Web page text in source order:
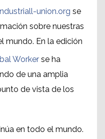
union.org se
sobre nuestras
mundo. En la edición
Worker se ha
de una amplia
de vista de los
en todo el mundo.